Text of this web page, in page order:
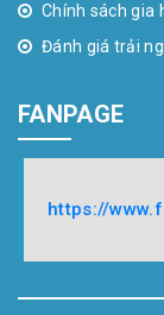
Chính sách gia
Đánh giá trải
FANPAGE
https://